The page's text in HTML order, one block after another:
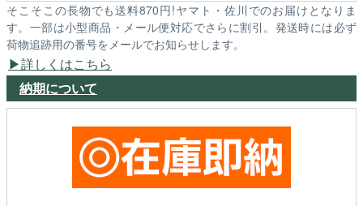
そこそこの長物でも送料870円!ヤマト・佐川でのお届けとなりま
す。一部は小型商品・メール便対応でさらに割引。発送時には必ず
荷物追跡用の番号をメールでお知らせします。
詳しくはこちら
納期について